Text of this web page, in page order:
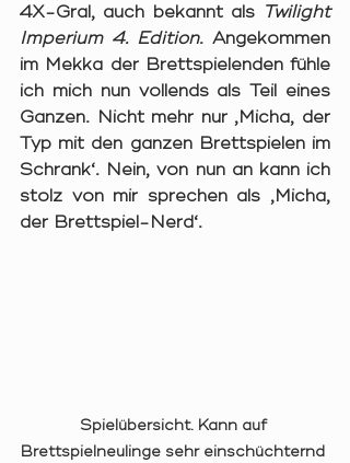
4X-Gral, auch bekannt als Twilight
Imperium 4. Edition. Angekommen
im Mekka der Brettspielenden fühle
ich mich nun vollends als Teil eines
Ganzen. Nicht mehr nur ‚Micha, der
Typ mit den ganzen Brettspielen im
Schrank‘. Nein, von nun an kann ich
stolz von mir sprechen als ‚Micha,
der Brettspiel-Nerd‘.
Spielübersicht. Kann auf
Brettspielneulinge sehr einschüchternd